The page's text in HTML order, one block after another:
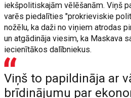
iekšpolitiskajām vēlēšanām. Viņš
varēs piedalīties "prokrieviskie
nožēlu, ka daži no viņiem atrodas
un atgādināja viesim, ka Maskava
iecienītākos dalībniekus.
Viņš to papildināja ar
brīdinājumu par